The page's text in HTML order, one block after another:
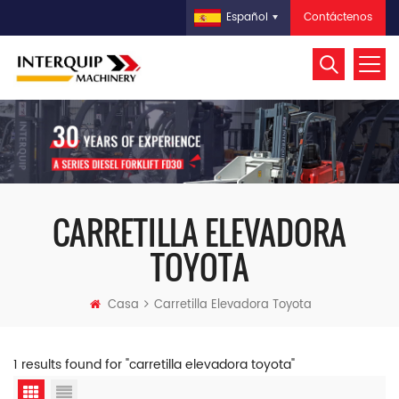
Contáctenos
Español
CARRETILLA ELEVADORA
TOYOTA
Casa Carretilla Elevadora Toyota
1 results found for "carretilla elevadora toyota"